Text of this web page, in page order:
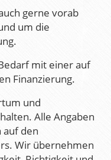
gerne vorab
um die
mit einer auf
Finanzierung.
und
Alle Angaben
auf den
Wir übernehmen